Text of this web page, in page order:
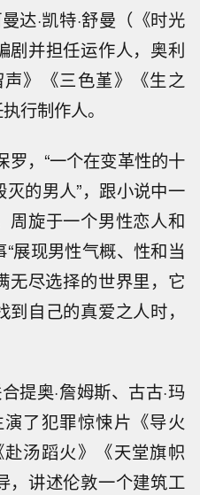
达·凯特·舒曼（《时光
剧并担任运作人，奥利
》《三色堇》《生之
行制作人。
罗，“一个在变革性的十
的男人”，跟小说中一
周旋于一个男性恋人和
展现男性气概、性和当
尽选择的世界里，它
自己的真爱之人时，
提奥·詹姆斯、古古·玛
了犯罪惊悚片《导火
汤蹈火》《天堂旗帜
，讲述伦敦一个建筑工